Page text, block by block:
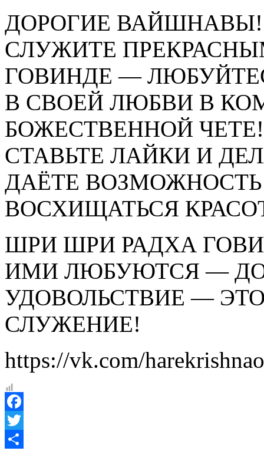
ДОРОГИЕ ВАЙШНАВЫ!
СЛУЖИТЕ
ГОВИНДЕ —
В СВОЕЙ ЛЮБВИ В
БОЖЕСТВЕННОЙ ЧЕТЕ!
СТАВЬТЕ ЛАЙКИ И
ДАЁТЕ
ВОСХИЩАТЬСЯ
ШРИ ШРИ РАДХА
ИМИ ЛЮБУЮТСЯ —
УДОВОЛЬСТВИЕ —
СЛУЖЕНИЕ!
https://vk.com/
Facebook
Twitter